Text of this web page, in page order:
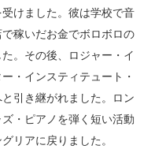
けました。彼は学校で音
稼いだお金でボロボロの
。その後、ロジャー・イ
・インスティテュート・
引き継がれました。ロン
・ピアノを弾く短い活動
リアに戻りました。